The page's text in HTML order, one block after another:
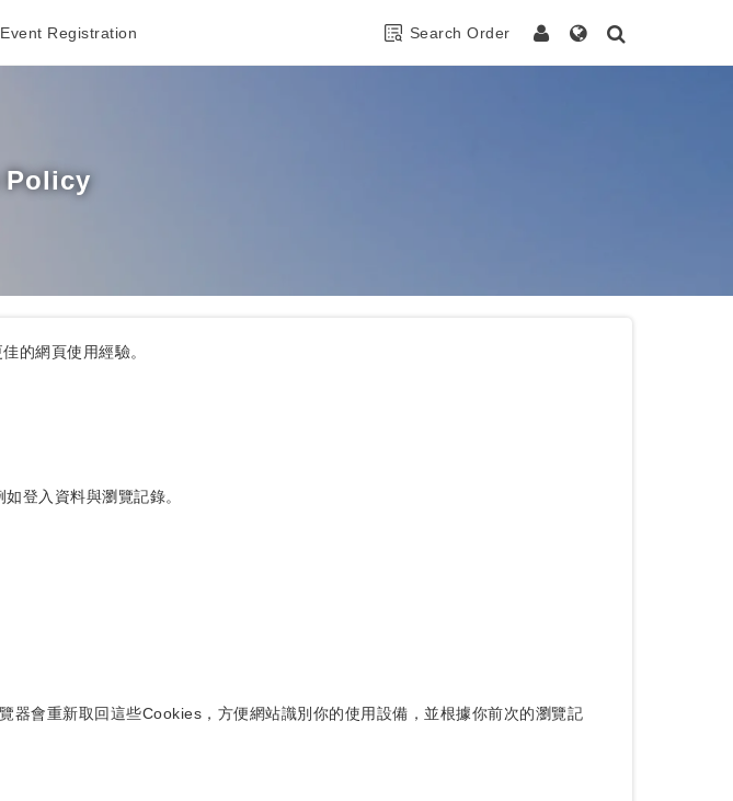
Event Registration Search Order
Policy
的網頁使用經驗。
登入資料與瀏覽記錄。
會重新取回這些Cookies，方便網站識別你的使用設備，並根據你前次的瀏覽記